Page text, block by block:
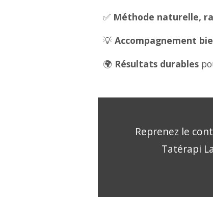
✅ Méthode naturelle,
💡 Accompagnement
🌍 Résultats durables
Reprenez le
Tatérapi